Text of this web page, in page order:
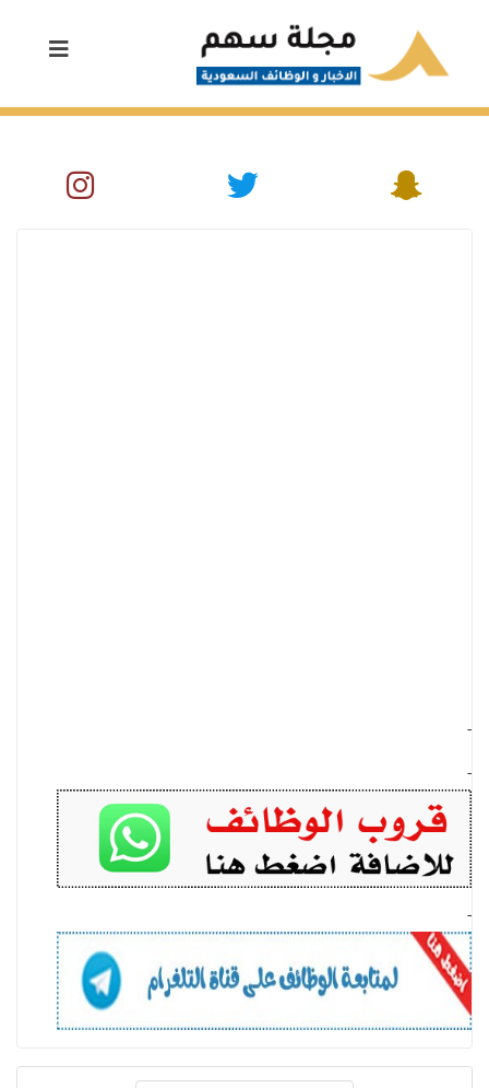
-
-
-